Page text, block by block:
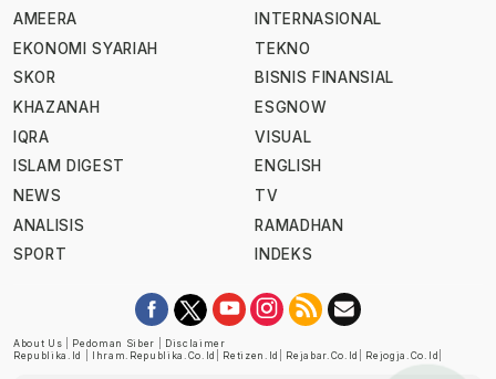
AMEERA
EKONOMI SYARIAH
SKOR
KHAZANAH
IQRA
ISLAM DIGEST
NEWS
ANALISIS
SPORT
INTERNASIONAL
TEKNO
BISNIS FINANSIAL
ESGNOW
VISUAL
ENGLISH
TV
RAMADHAN
INDEKS
About Us Pedoman Siber
Disclaimer
Republika.id
Ihram.republika.co.id Retizen.id Rejabar.co.id Rejogja.co.id